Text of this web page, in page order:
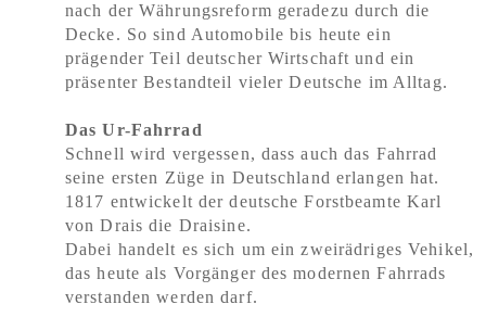
nach der Währungsreform geradezu durch die
Decke. So sind Automobile bis heute ein
prägender Teil deutscher Wirtschaft und ein
präsenter Bestandteil vieler Deutsche im Alltag.
Das Ur-Fahrrad
Schnell wird vergessen, dass auch das Fahrrad
seine ersten Züge in Deutschland erlangen hat.
1817 entwickelt der deutsche Forstbeamte Karl
von Drais die Draisine.
Dabei handelt es sich um ein zweirädriges Vehikel,
das heute als Vorgänger des modernen Fahrrads
verstanden werden darf.